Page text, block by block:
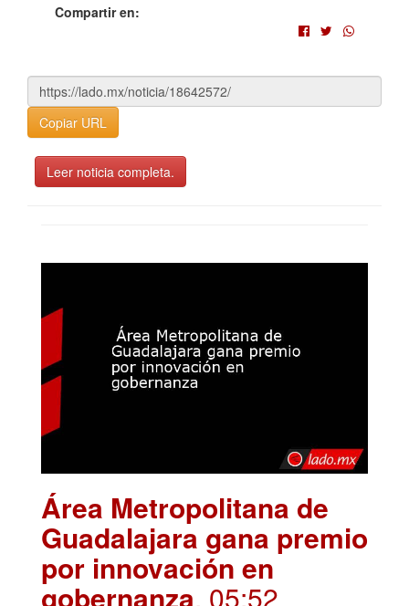
Compartir en:
Copiar URL
Leer noticia completa.
Área Metropolitana de
Guadalajara gana premio
por innovación en
gobernanza. 05:52